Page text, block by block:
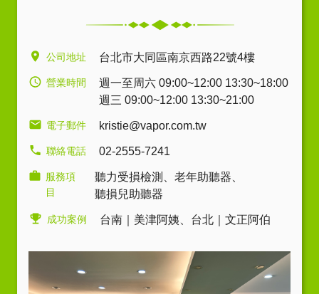
公司地址 台北市大同區南京西路22號4樓
營業時間
週一至周六 09:00~12:00 13:30~18:00
週三 09:00~12:00 13:30~21:00
電子郵件 kristie@vapor.com.tw
聯絡電話 02-2555-7241
服務項
目
聽力受損檢測 老年助聽器
聽損兒助聽器
成功案例 台南｜美津阿姨 台北｜文正阿伯